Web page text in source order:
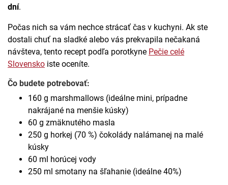
dní.
Počas nich sa vám nechce strácať čas v kuchyni. Ak ste
dostali chuť na sladké alebo vás prekvapila nečakaná
návšteva, tento recept podľa porotkyne Pečie celé
Slovensko iste oceníte.
Čo budete potrebovať:
160 g marshmallows (ideálne mini, prípadne
nakrájané na menšie kúsky)
60 g zmäknutého masla
250 g horkej (70 %) čokolády nalámanej na malé
kúsky
60 ml horúcej vody
250 ml smotany na šľahanie (ideálne 40%)